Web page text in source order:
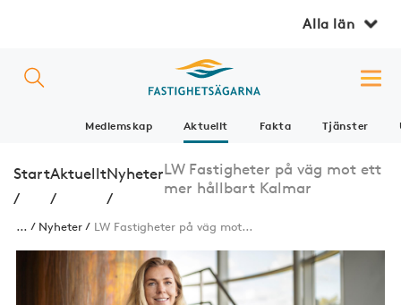
Alla län
Medlemskap Aktuellt Fakta Tjänster
Start
/
Aktuellt
/
Nyheter
/
LW Fastigheter på väg mot ett
mer hållbart Kalmar
... Nyheter LW Fastigheter på väg mot...